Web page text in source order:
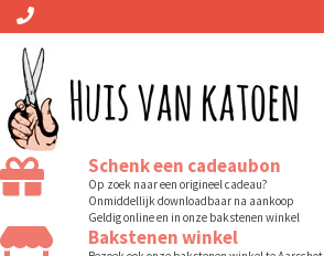
Schenk een cadeaubon
Op zoek naar een origineel cadeau?
Onmiddellijk downloadbaar na aankoop
Geldig online en in onze bakstenen winkel
Bakstenen winkel